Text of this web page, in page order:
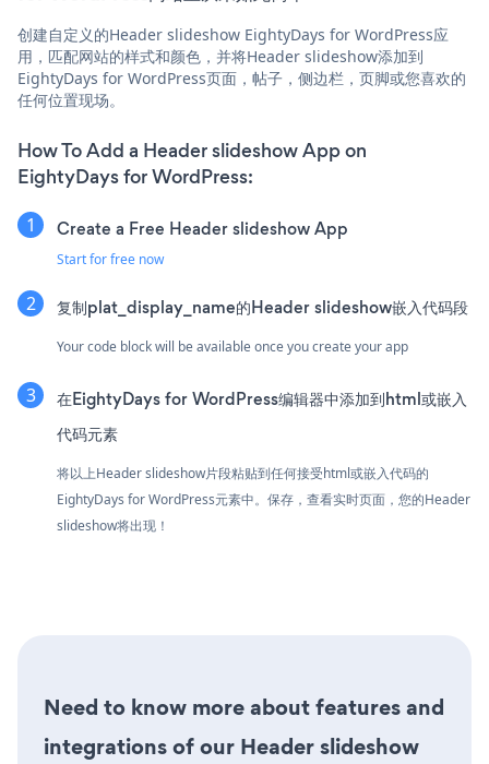
创建自定义的Header slideshow EightyDays for WordPress应
用，匹配网站的样式和颜色，并将Header slideshow添加到
EightyDays for WordPress页面，帖子，侧边栏，页脚或您喜欢的
任何位置现场。
How To Add a Header slideshow App on
EightyDays for WordPress:
Create a Free Header slideshow App
Start for free now
复制plat_display_name的Header slideshow嵌入代码段
Your code block will be available once you create your app
在EightyDays for WordPress编辑器中添加到html或嵌入
代码元素
将以上Header slideshow片段粘贴到任何接受html或嵌入代码的
EightyDays for WordPress元素中。保存，查看实时页面，您的Header
slideshow将出现！
Need to know more about features and
integrations of our Header slideshow